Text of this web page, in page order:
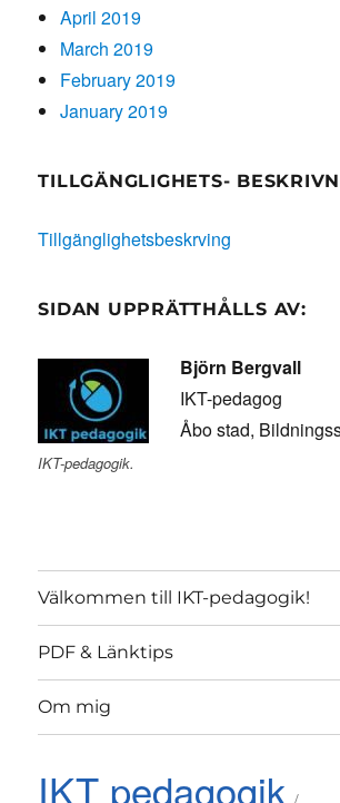
April 2019
March 2019
February 2019
January 2019
TILLGÄNGLIGHETS-
Tillgänglighetsbeskrving
SIDAN UPPRÄTTHÅLLS AV:
IKT-pedagogik.
Björn Bergvall
IKT-pedagog
Åbo stad,
Välkommen till IKT-pedagogik!
PDF & Länktips
Om mig
IKT pedagogik